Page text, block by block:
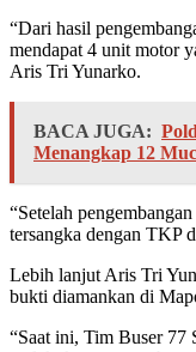
“Dari hasil
mendapat 4 unit motor
Aris Tri Yunarko.
BACA JUGA:
Menangkap 12
“Setelah
tersangka dengan TKP
Lebih lanjut Aris Tri
bukti diamankan di
“Saat ini, Tim Buser 77